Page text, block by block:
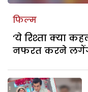
फिल्म
‘ये रिश्ता क्या
नफरत करने